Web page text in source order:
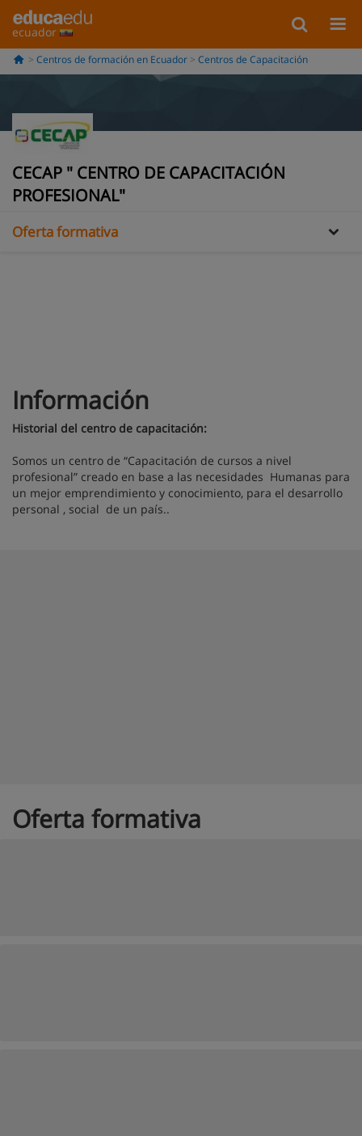
ecuador
Centros de formación en Ecuador Centros de Capacitación
CECAP " CENTRO DE CAPACITACIÓN
PROFESIONAL"
Información
Oferta formativa
Información
Historial del centro de capacitación:
Somos un centro de “Capacitación de cursos a nivel
profesional” creado en base a las necesidades Humanas para
un mejor emprendimiento y conocimiento, para el desarrollo
personal , social de un país..
Oferta formativa